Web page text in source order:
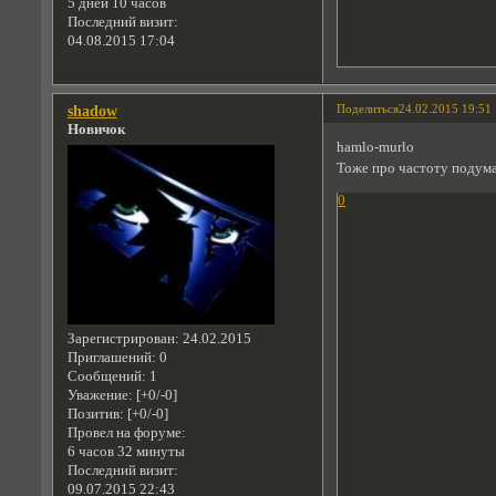
5 дней 10 часов
Последний визит:
04.08.2015 17:04
Поделиться24.02.2015 19:51
shadow
Новичок
Зарегистрирован: 24.02.2015
Приглашений: 0
Сообщений: 1
Уважение: [+0/-0]
Позитив: [+0/-0]
Провел на форуме:
6 часов 32 минуты
Последний визит:
09.07.2015 22:43
hamlo-murlo
Тоже про частоту
0